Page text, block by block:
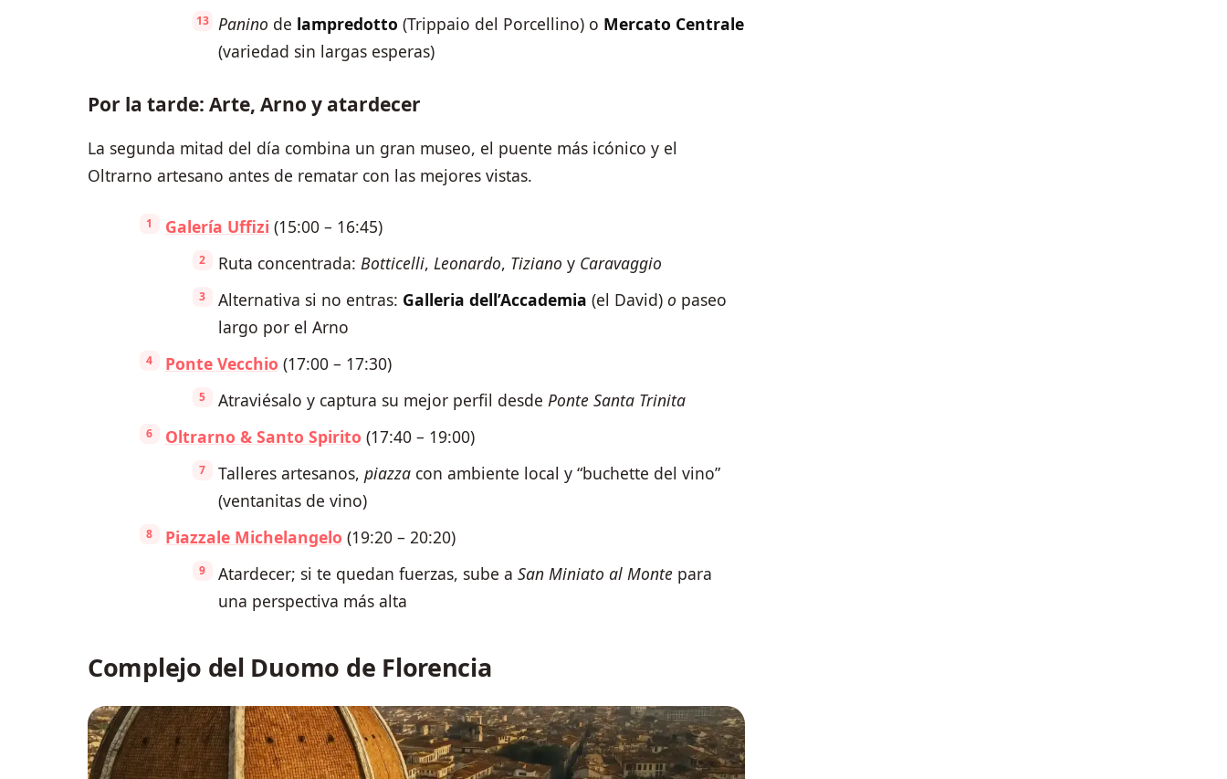
Panino de lampredotto (Trippaio del Porcellino) o Mercato Centrale
(variedad sin largas esperas)
Por la tarde: Arte, Arno y atardecer
La segunda mitad del día combina un gran museo, el puente más icónico y el
Oltrarno artesano antes de rematar con las mejores vistas.
Galería Uffizi (15:00 – 16:45)
Ruta concentrada: Botticelli, Leonardo, Tiziano y Caravaggio
Alternativa si no entras: Galleria dell’Accademia (el David) o paseo
largo por el Arno
Ponte Vecchio (17:00 – 17:30)
Atraviésalo y captura su mejor perfil desde Ponte Santa Trinita
Oltrarno & Santo Spirito (17:40 – 19:00)
Talleres artesanos, piazzacon ambiente local y “buchette del vino”
(ventanitas de vino)
Piazzale Michelangelo (19:20 – 20:20)
Atardecer; si te quedan fuerzas, sube a San Miniato al Montepara
una perspectiva más alta
Complejo del Duomo de Florencia